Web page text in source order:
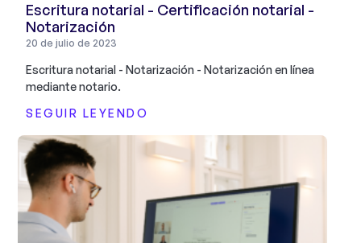
Escritura notarial - Certificación notarial -
Notarización
20 de julio de 2023
Escritura notarial - Notarización - Notarización en línea
mediante notario.
SEGUIR LEYENDO